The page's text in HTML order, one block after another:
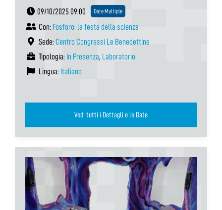
09/10/2025 09:00
Date Multiple
Con: Fosforo: la festa della scienza
Sede: Centro Congressi Le Benedettine
Tipologia: In Presenza, Laboratorio
Lingua: Italiano
Vedi tutti i Dettagli e le Date